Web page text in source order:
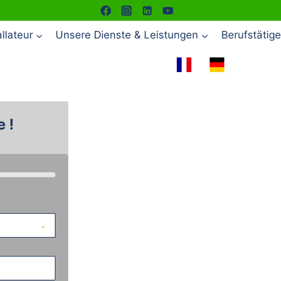
Unsere Dienste & Leistungen Berufstätige
!